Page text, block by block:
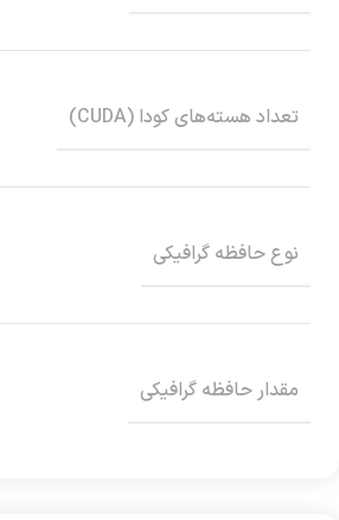
تعداد هسته‌های کودا (CUDA)
نوع حافظه گرافیکی
مقدار حافظه گرافیکی